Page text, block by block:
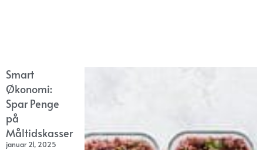
Smart
Økonomi:
Spar Penge
på
Måltidskasser
januar 21, 2025